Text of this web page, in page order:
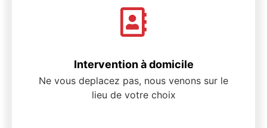
Intervention à domicile
Ne vous deplacez pas, nous venons sur le
lieu de votre choix